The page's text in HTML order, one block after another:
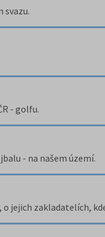
svazu.
- golfu.
- na našem území.
jejich zakladatelích,